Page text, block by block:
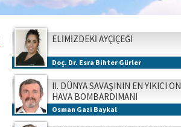
ELİMİZDEKİ AYÇİÇEĞİ
Doç. Dr. Esra Bihter Gürler
II. DÜNYA SAVAŞININ EN YIKICI ON
HAVA BOMBARDIMANI
Osman Gazi Baykal